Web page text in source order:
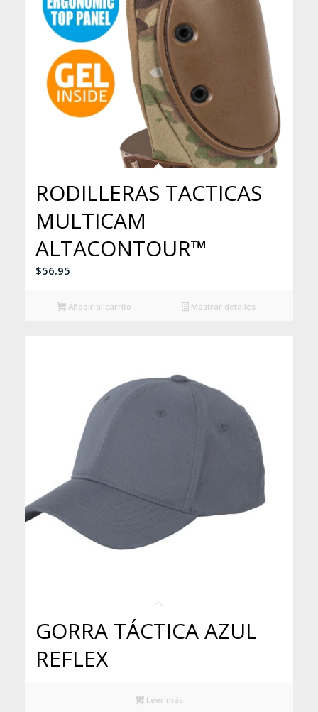
RODILLERAS TACTICAS
MULTICAM
ALTACONTOUR™
$56.95
Añadir al carrito Mostrar detalles
GORRA TÁCTICA AZUL
REFLEX
Leer más